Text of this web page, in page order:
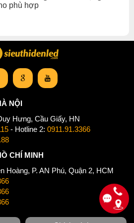
150w , Đèn led nhà xưởng ufo
led nhà xưởng gx lighting
phù hợp
NỘI
Hưng, Cầu Giấy, HN
- Hotline 2: 0911.91.3366
CHÍ MINH
Hoàng, P. AN Phú, Quận 2, HCM